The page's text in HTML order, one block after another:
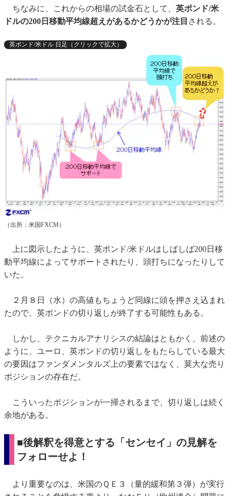
ちなみに、これからの相場の試金石として、 英ポンド/米
ドルの200日移動平均線超えがあるかどうかが注目 される。
英ポンド/米ドル 日足（クリックで拡大）
（出所：米国FXCM）
上に図示したように、英ポンド/米ドルはしばしば200日移
動平均線によってサポートされたり、頭打ちになったりして
いた。
２月８日（水）の高値もちょうど同線に頭を押さえ込まれ
たので、英ポンドの切り返しが終了する可能性もある。
しかし、テクニカルアナリシスの結論はともかく、前述の
ように、ユーロ、英ポンドの切り返しをもたらしている最大
の要因はファンダメンタルズ上の要素ではなく、莫大な売り
ポジションの存在だ。
こういったポジションが一掃されるまで、切り返しは続く
余地がある。
■後解釈を得意とする「センセイ」の見解を
フォローせよ！
より重要なのは、米国のＱＥ３（量的緩和第３弾）が実行